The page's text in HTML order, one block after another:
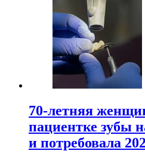
70-летняя
пациентке зубы
и потребовала